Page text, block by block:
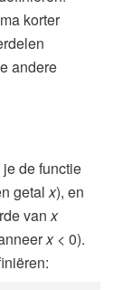
korter
andere
de functie
getalx), en
vanx
x< 0).